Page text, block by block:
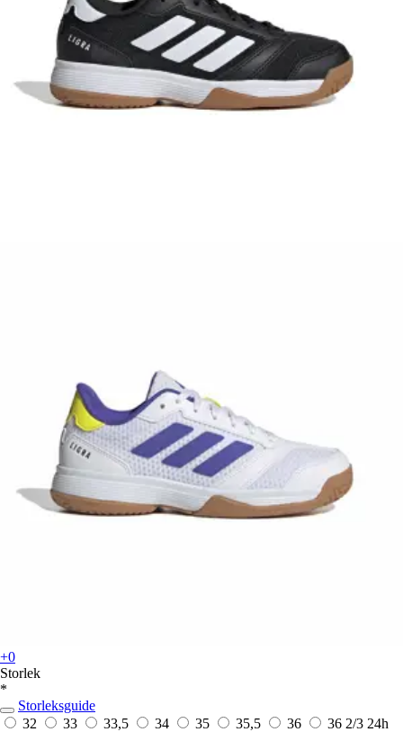
+0
Storlek
*
Storleksguide
32
33 33,5 34 35 35,5 36 36 2/3 24h